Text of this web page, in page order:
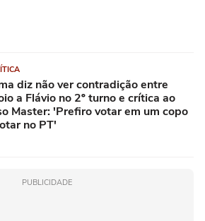
diz não ver contradição entre
a Flávio no 2º turno e crítica ao
Master: 'Prefiro votar em um copo
no PT'
PUBLICIDADE